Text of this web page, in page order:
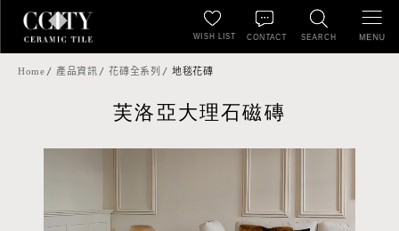
SEARCH
WISH LIST CONTACT MENU
Home 產品資訊 花磚全系列 地毯花磚
芙洛亞大理石磁磚